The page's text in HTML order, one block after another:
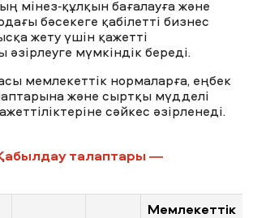
мінез-құлқын бағалауға және
бәсекеге қабілетті бизнес
жету үшін қажетті
әзірлеуге мүмкіндік береді.
мемлекеттік нормаларға, еңбек
және сыртқы мүдделі
сәйкес әзірленеді.
талаптары —
Мемлекеттік